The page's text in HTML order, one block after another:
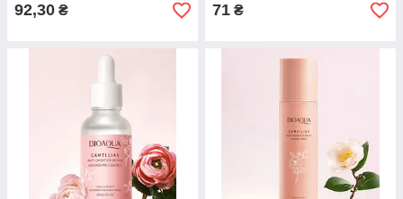
92,30 ₴ 71 ₴